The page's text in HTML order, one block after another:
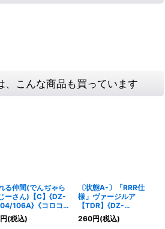
、こんな商品も買っています
る仲間(でんぢゃら
ーさん)【C】{DZ-
106A}《コロコ
円(税込)
〔状態A-〕「RRR仕
様」ヴァージルア
【TDR】{DZ-
SS07/004R}《ドラゴン
エンパイア》
260円(税込)